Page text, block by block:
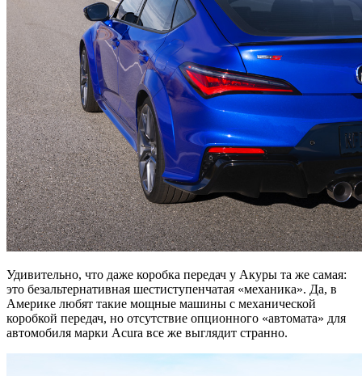
Удивительно, что даже коробка передач у Акуры та же самая:
это безальтернативная шестиступенчатая «механика». Да, в
Америке любят такие мощные машины с механической
коробкой передач, но отсутствие опционного «автомата» для
автомобиля марки Acura все же выглядит странно.